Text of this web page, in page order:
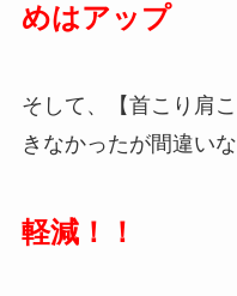
めはアップ
そして、【首こり肩
きなかったが間違いな
軽減！！